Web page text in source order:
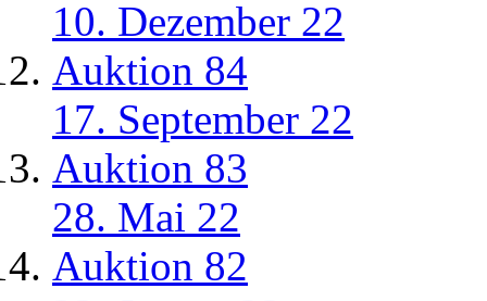
10. Dezember 22
Auktion 84
17. September 22
Auktion 83
28. Mai 22
Auktion 82